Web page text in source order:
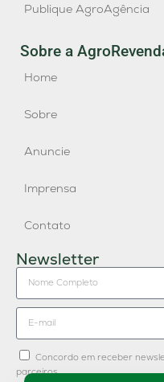
Publique AgroAgência
Sobre a
Home
Sobre
Anuncie
Imprensa
Contato
Newsletter
Concordo em receber
parceiros.